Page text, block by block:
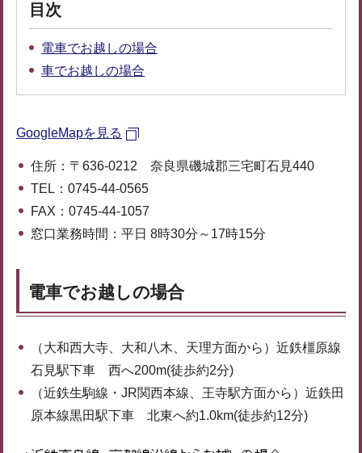
目次
電車でお越しの場合
車でお越しの場合
GoogleMapを見る
住所：〒636-0212 奈良県磯城郡三宅町石見440
TEL：0745-44-0565
FAX：0745-44-1057
窓口業務時間：平日 8時30分～17時15分
電車でお越しの場合
（大和西大寺、大和八木、天理方面から）近鉄橿原線
石見駅下車 西へ200m(徒歩約2分)
（近鉄生駒線・JR関西本線、王寺駅方面から）近鉄田
原本線黒田駅下車 北東へ約1.0km(徒歩約12分)